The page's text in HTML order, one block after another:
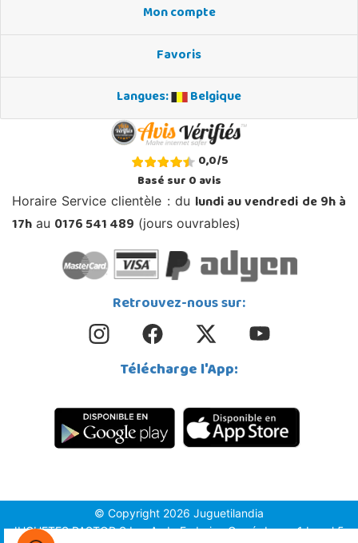
Mon compte
Favoris
Langues:
Belgique
0,0/5
Basé sur0avis
Horaire Service clientèle : du lundi au vendredi de 9h à
17h au 0176 541 489 (jours ouvrables)
Retrouvez-nous sur:
Télécharge l'App:
© Copyright 2026 Juguetilandia
JUGUETES PASTOR S.L. - Avda.Federico García Lorca 1 Local 5,